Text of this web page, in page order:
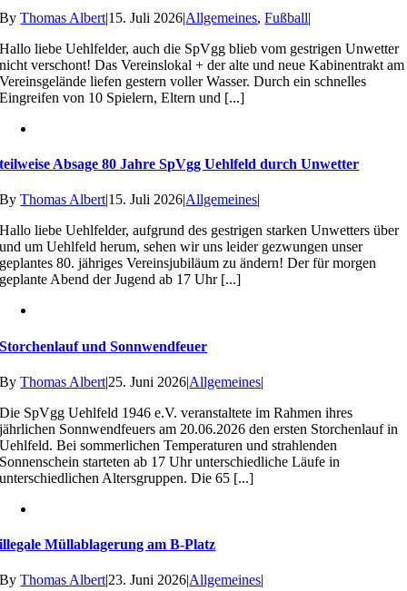
ByThomas Albert|15. Juli 2026|Allgemeines,Fußball|
Hallo liebe Uehlfelder, auch die SpVgg blieb vom gestrigen Unwetter
nicht verschont! Das Vereinslokal + der alte und neue Kabinentrakt am
Vereinsgelände liefen gestern voller Wasser. Durch ein schnelles
Eingreifen von 10 Spielern, Eltern und [...]
teilweise Absage 80 Jahre SpVgg Uehlfeld durch Unwetter
ByThomas Albert|15. Juli 2026|Allgemeines|
Hallo liebe Uehlfelder, aufgrund des gestrigen starken Unwetters über
und um Uehlfeld herum, sehen wir uns leider gezwungen unser
geplantes 80. jähriges Vereinsjubiläum zu ändern! Der für morgen
geplante Abend der Jugend ab 17 Uhr [...]
Storchenlauf und Sonnwendfeuer
ByThomas Albert|25. Juni 2026|Allgemeines|
Die SpVgg Uehlfeld 1946 e.V. veranstaltete im Rahmen ihres
jährlichen Sonnwendfeuers am 20.06.2026 den ersten Storchenlauf in
Uehlfeld. Bei sommerlichen Temperaturen und strahlenden
Sonnenschein starteten ab 17 Uhr unterschiedliche Läufe in
unterschiedlichen Altersgruppen. Die 65 [...]
illegale Müllablagerung am B-Platz
ByThomas Albert|23. Juni 2026|Allgemeines|